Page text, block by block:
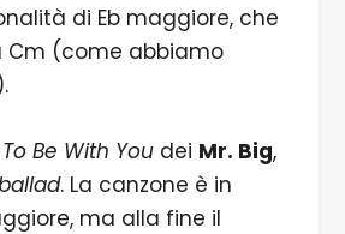
di Eb maggiore, che
Cm (come abbiamo
To Be With Youdei Mr. Big,
. La canzone è in
ma alla fine il